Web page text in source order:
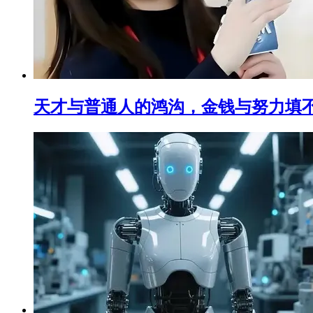
天才与普通人的鸿沟，金钱与努力填